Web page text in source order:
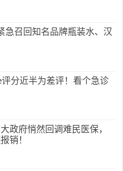
急召回知名品牌瓶装水、汉
分近半为差评！看个急诊
政府悄然回调难民医保，
销！